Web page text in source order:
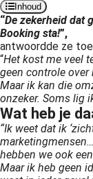
Inhoud
“De zekerheid dat
Booking sta!”,
antwoordde ze
“Het kost me veel
geen controle over
Maar ik kan die
onzeker. Soms lig
Wat heb je
“Ik weet dat ik
hebben we ook
Maar ik heb geen